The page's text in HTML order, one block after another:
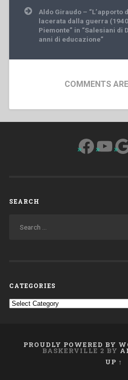
Aldo Giraudo – “L’apporto
lacerata dalla guerra
Piemonte” in “Salesiani di
anni di educazione”
COMMENTS
SEARCH
CATEGORIES
Categories
PROUDLY POWERED BY
BASKERVILLE 2 BY
UP ↑